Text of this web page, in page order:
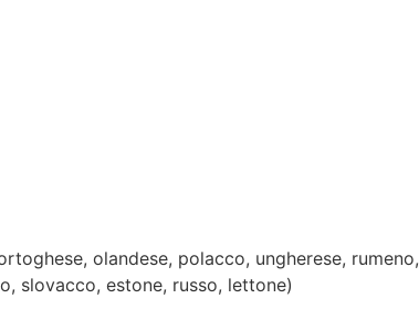
olandese, polacco, ungherese, rumeno,
slovacco, estone, russo, lettone)